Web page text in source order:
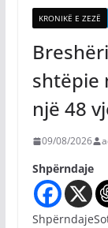
KRONIKË E ZEZË
shtëpie
një 48
09/08/2026
Shpërndaje